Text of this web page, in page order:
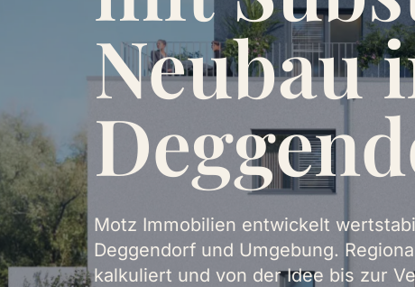
Neubau
Motz Immobilien entwickelt
Deggendorf und Umgebung.
kalkuliert und von der Idee bis zur